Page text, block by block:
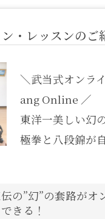
・レッスンのご
＼武当式オンラ
ang Online ／
東洋一美しい幻
極拳と八段錦が
の”幻”の套路がオ
きる！